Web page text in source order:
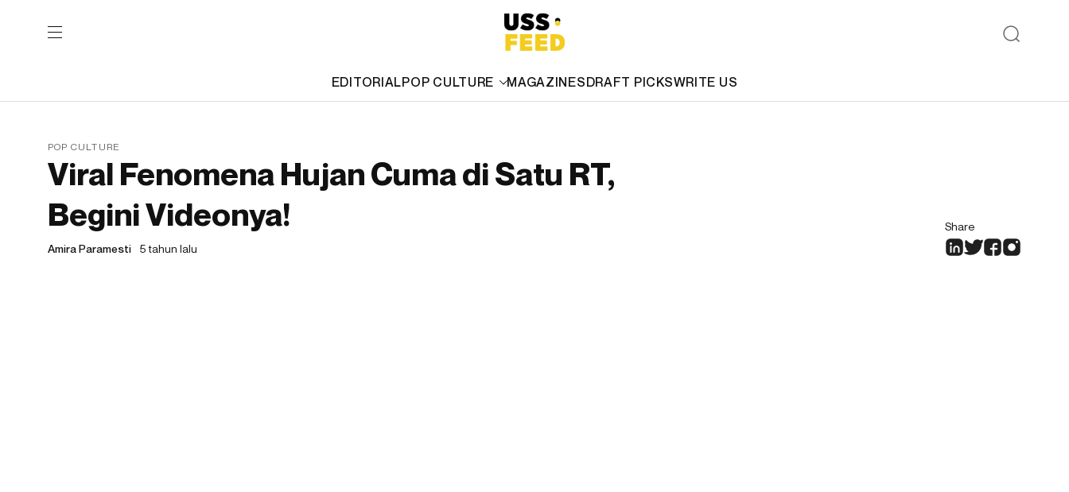
EDITORIALPOP CULTURE MAGAZINESDRAFT PICKSWRITE US
POP CULTURE
Viral Fenomena Hujan Cuma di Satu RT,
Begini Videonya!
Amira Paramesti 5 tahun lalu
Share